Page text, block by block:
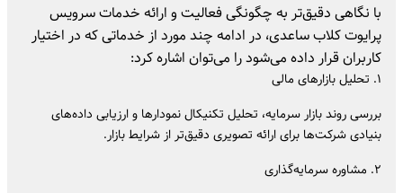
با نگاهی دقیق‌تر به چگونگی فعالیت و ارائه خدمات سرویس
پرایوت کلاب ساعدی، در ادامه چند مورد از خدماتی که در اختیار
کاربران قرار داده می‌شود را می‌توان اشاره کرد:
۱. تحلیل بازارهای مالی
بررسی روند بازار سرمایه، تحلیل تکنیکال نمودارها و ارزیابی داده‌های
بنیادی شرکت‌ها برای ارائه تصویری دقیق‌تر از شرایط بازار.
۲. مشاوره سرمایه‌گذاری